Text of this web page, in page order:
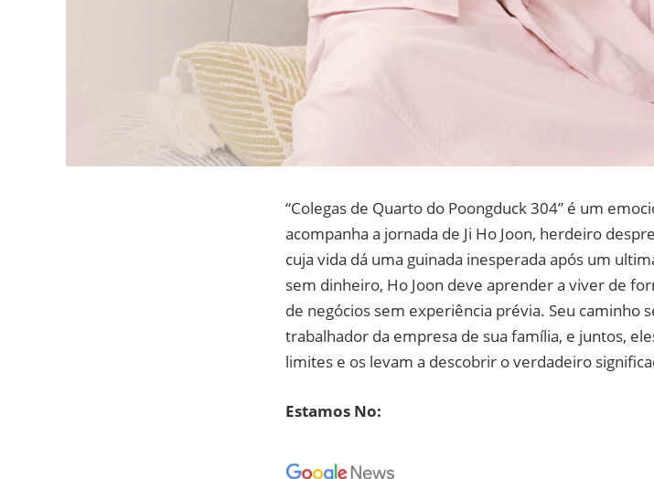
“Colegas de Quarto do Poongduck 304” é um
acompanha a jornada de Ji Ho Joon, herdeiro
cuja vida dá uma guinada inesperada após um
sem dinheiro, Ho Joon deve aprender a viver de
de negócios sem experiência prévia. Seu caminho
trabalhador da empresa de sua família, e juntos,
limites e os levam a descobrir o verdadeiro
Estamos No: